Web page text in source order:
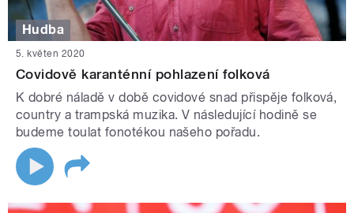
Hudba
5. květen 2020
Covidově karanténní pohlazení folková
K dobré náladě v době covidové snad přispěje folková,
country a trampská muzika. V následující hodině se
budeme toulat fonotékou našeho pořadu.